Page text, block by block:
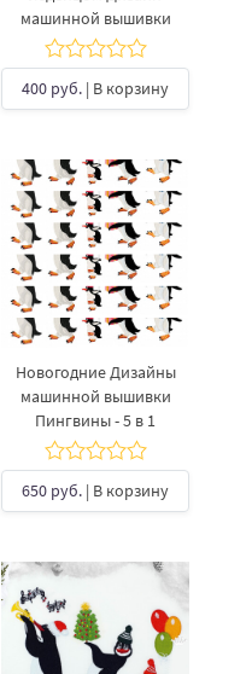
машинной вышивки
400 руб. | В корзину
Новогодние Дизайны
машинной вышивки
Пингвины - 5 в 1
650 руб. | В корзину